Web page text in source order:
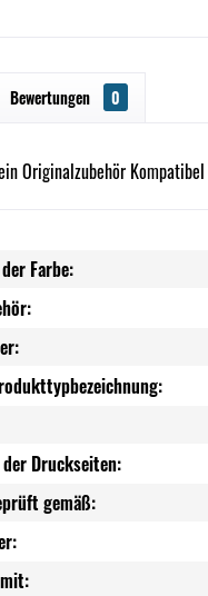
Bewertungen 0
Originalzubehör
Farbe:
Druckseiten:
gemäß: